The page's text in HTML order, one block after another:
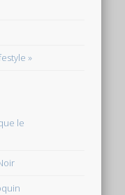
»
le